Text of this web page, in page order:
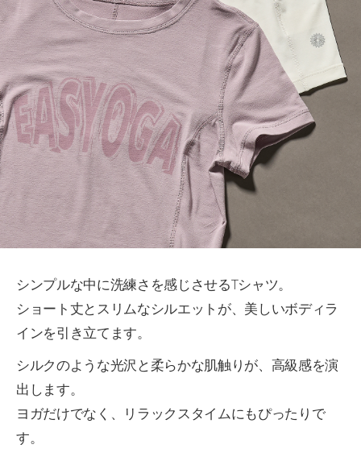
シンプルな中に洗練さを感じさせるTシャツ。
ショート丈とスリムなシルエットが、美しいボディラ
インを引き立てます。
シルクのような光沢と柔らかな肌触りが、高級感を演
出します。
ヨガだけでなく、リラックスタイムにもぴったりで
す。